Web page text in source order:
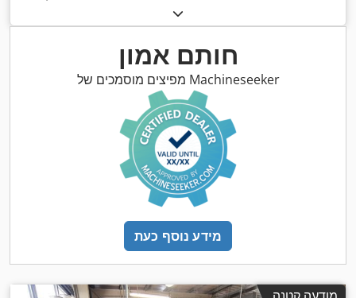
חותם אמון
מפיצים מוסמכים של Machineseeker
מידע נוסף כעת